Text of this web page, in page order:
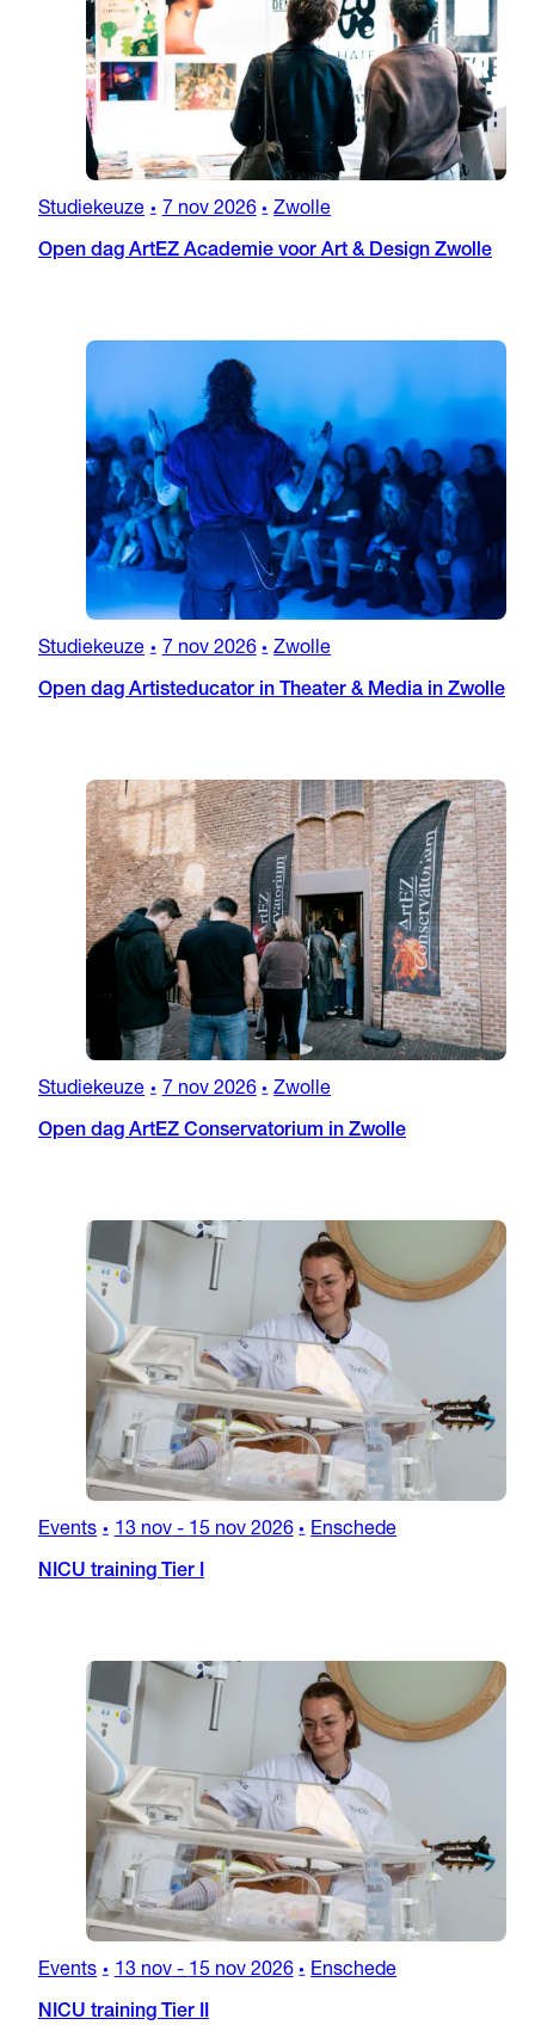
Studiekeuze • 7 nov 2026 • Zwolle
Open dag ArtEZ Academie voor Art & Design Zwolle
Studiekeuze • 7 nov 2026 • Zwolle
Open dag Artisteducator in Theater & Media in Zwolle
Studiekeuze • 7 nov 2026 • Zwolle
Open dag ArtEZ Conservatorium in Zwolle
Events • 13 nov-15 nov 2026 • Enschede
NICU training Tier I
Events • 13 nov- 15 nov 2026 • Enschede
NICU training Tier II